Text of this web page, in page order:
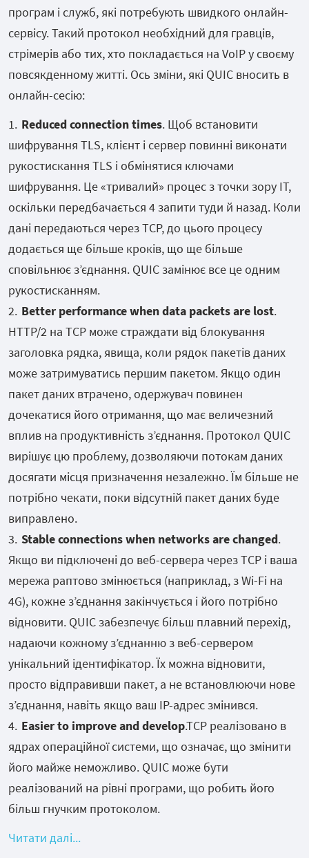
програм і служб, які потребують швидкого онлайн-
сервісу. Такий протокол необхідний для гравців,
стрімерів або тих, хто покладається на VoIP у своєму
повсякденному житті. Ось зміни, які QUIC вносить в
онлайн-сесію:
Reduced connection times. Щоб встановити
шифрування TLS, клієнт і сервер повинні виконати
рукостискання TLS і обмінятися ключами
шифрування. Це «тривалий» процес з точки зору ІТ,
оскільки передбачається 4 запити туди й назад. Коли
дані передаються через TCP, до цього процесу
додається ще більше кроків, що ще більше
сповільнює з’єднання. QUIC замінює все це одним
рукостисканням.
Better performance when data packets are lost.
HTTP/2 на TCP може страждати від блокування
заголовка рядка, явища, коли рядок пакетів даних
може затримуватись першим пакетом. Якщо один
пакет даних втрачено, одержувач повинен
дочекатися його отримання, що має величезний
вплив на продуктивність з’єднання. Протокол QUIC
вирішує цю проблему, дозволяючи потокам даних
досягати місця призначення незалежно. Їм більше не
потрібно чекати, поки відсутній пакет даних буде
виправлено.
Stable connections when networks are changed.
Якщо ви підключені до веб-сервера через TCP і ваша
мережа раптово змінюється (наприклад, з Wi-Fi на
4G), кожне з’єднання закінчується і його потрібно
відновити. QUIC забезпечує більш плавний перехід,
надаючи кожному з’єднанню з веб-сервером
унікальний ідентифікатор. Їх можна відновити,
просто відправивши пакет, а не встановлюючи нове
з’єднання, навіть якщо ваш IP-адрес змінився.
Easier to improve and develop.TCP реалізовано в
ядрах операційної системи, що означає, що змінити
його майже неможливо. QUIC може бути
реалізований на рівні програми, що робить його
більш гнучким протоколом.
Читати далі...